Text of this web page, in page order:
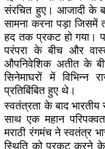
संरचित हुए। आजादी के
सामना करना पड़ा जिसमें
हद तक प्रकट हो गया।
परंपरा के बीच और
औपनिवेशिक अतीत के
सिनेमाघरों में
प्रतिबिंबित हुए थे।
स्वतंत्रता के बाद
साथ एक महान
मराठी रंगमंच ने स्वतंत्र
स्थिति को प्रकट करने